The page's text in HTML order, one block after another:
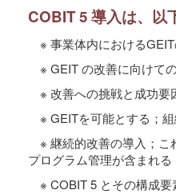
COBIT 5 導入は、以
※ 事業体内における
※ GEIT の改善に向けて
※ 改善への挑戦と成功要
※ GEITを可能とする；
※ 継続的改善の導入；こ
プログラム管理が含まれる
※ COBIT 5 とその構成要